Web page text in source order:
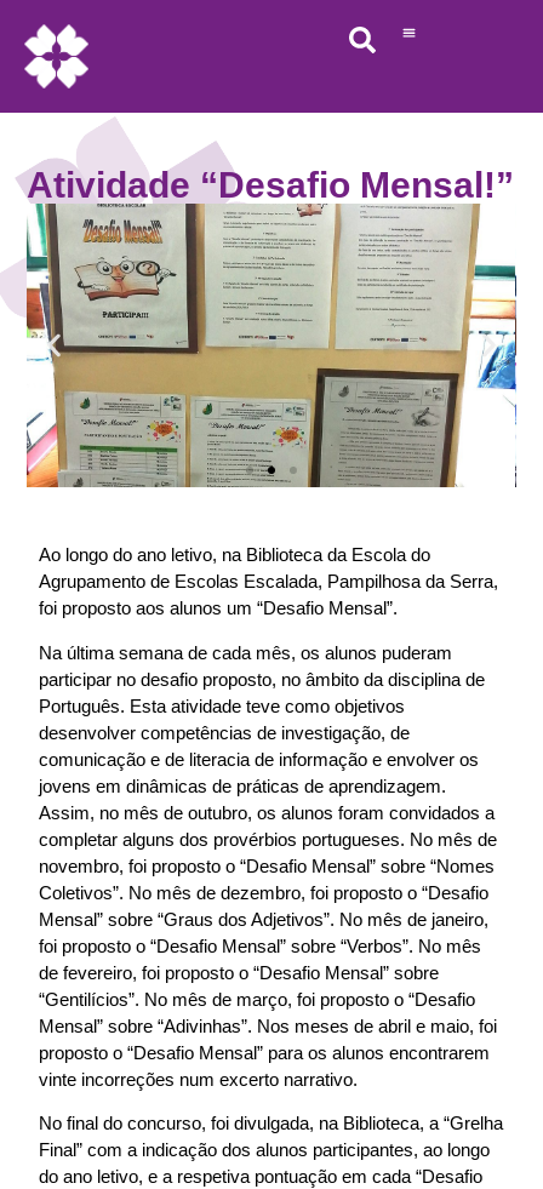
Atividade “Desafio Mensal!”
Ao longo do ano letivo, na Biblioteca da Escola do
Agrupamento de Escolas Escalada, Pampilhosa da Serra,
foi proposto aos alunos um “Desafio Mensal”.
Na última semana de cada mês, os alunos puderam
participar no desafio proposto, no âmbito da disciplina de
Português. Esta atividade teve como objetivos
desenvolver competências de investigação, de
comunicação e de literacia de informação e envolver os
jovens em dinâmicas de práticas de aprendizagem.
Assim, no mês de outubro, os alunos foram convidados a
completar alguns dos provérbios portugueses. No mês de
novembro, foi proposto o “Desafio Mensal” sobre “Nomes
Coletivos”. No mês de dezembro, foi proposto o “Desafio
Mensal” sobre “Graus dos Adjetivos”. No mês de janeiro,
foi proposto o “Desafio Mensal” sobre “Verbos”. No mês
de fevereiro, foi proposto o “Desafio Mensal” sobre
“Gentilícios”. No mês de março, foi proposto o “Desafio
Mensal” sobre “Adivinhas”. Nos meses de abril e maio, foi
proposto o “Desafio Mensal” para os alunos encontrarem
vinte incorreções num excerto narrativo.
No final do concurso, foi divulgada, na Biblioteca, a “Grelha
Final” com a indicação dos alunos participantes, ao longo
do ano letivo, e a respetiva pontuação em cada “Desafio